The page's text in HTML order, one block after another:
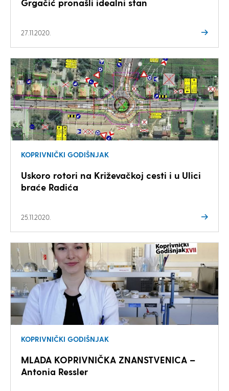
Grgačić pronašli idealni stan
27.11.2020.
KOPRIVNIČKI GODIŠNJAK
Uskoro rotori na Križevačkoj cesti i u Ulici
braće Radića
25.11.2020.
KOPRIVNIČKI GODIŠNJAK
MLADA KOPRIVNIČKA ZNANSTVENICA –
Antonia Ressler